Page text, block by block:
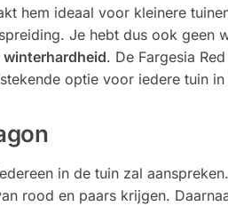
hem ideaal voor kleinere
Je hebt dus ook geen
winterhardheid. De Fargesia
optie voor iedere tuin
in de tuin zal
rood en paars krijgen.